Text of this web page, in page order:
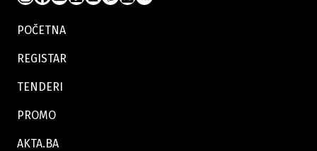
POČETNA
REGISTAR
TENDERI
PROMO
AKTA.BA